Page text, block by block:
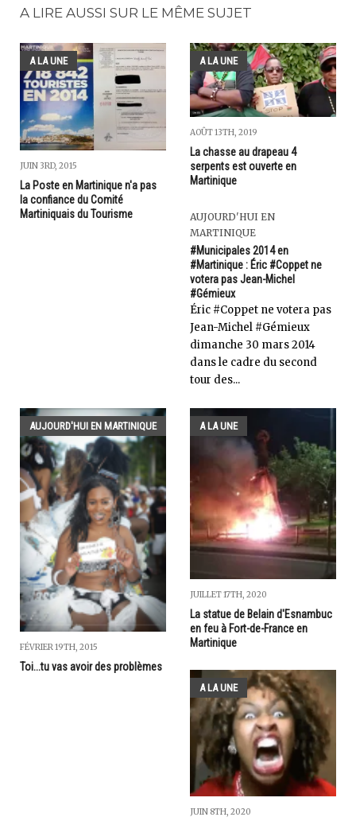
A LIRE AUSSI SUR LE MÊME SUJET
A LA UNE
JUIN 3RD, 2015
La Poste en Martinique n'a pas
la confiance du Comité
Martiniquais du Tourisme
A LA UNE
AOÛT 13TH, 2019
La chasse au drapeau 4
serpents est ouverte en
Martinique
AUJOURD'HUI EN
MARTINIQUE
#Municipales 2014 en
#Martinique : Éric #Coppet ne
votera pas Jean-Michel
#Gémieux
Éric #Coppet ne votera pas
Jean-Michel #Gémieux
dimanche 30 mars 2014
dans le cadre du second
tour des...
AUJOURD'HUI EN MARTINIQUE
FÉVRIER 19TH, 2015
Toi...tu vas avoir des problèmes
A LA UNE
JUILLET 17TH, 2020
La statue de Belain d'Esnambuc
en feu à Fort-de-France en
Martinique
A LA UNE
JUIN 8TH, 2020